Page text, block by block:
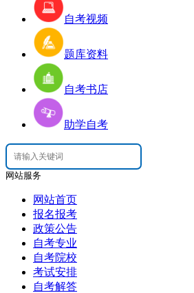
自考视频
题库资料
自考书店
助学自考
网站服务
网站首页
报名报考
政策公告
自考专业
自考院校
考试安排
自考解答